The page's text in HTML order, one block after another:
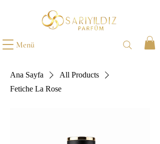
Menü
Ana Sayfa
All Products
Fetiche La Rose